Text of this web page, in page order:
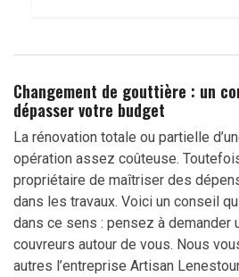
Changement de gouttière : un
dépasser votre budget
La rénovation totale ou partielle
opération assez coûteuse.
propriétaire de maîtriser des
dans les travaux. Voici un conseil
dans ce sens : pensez à demander
couvreurs autour de vous. Nous
autres l’entreprise Artisan